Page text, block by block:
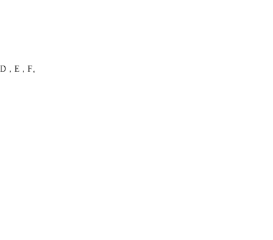
E，F。